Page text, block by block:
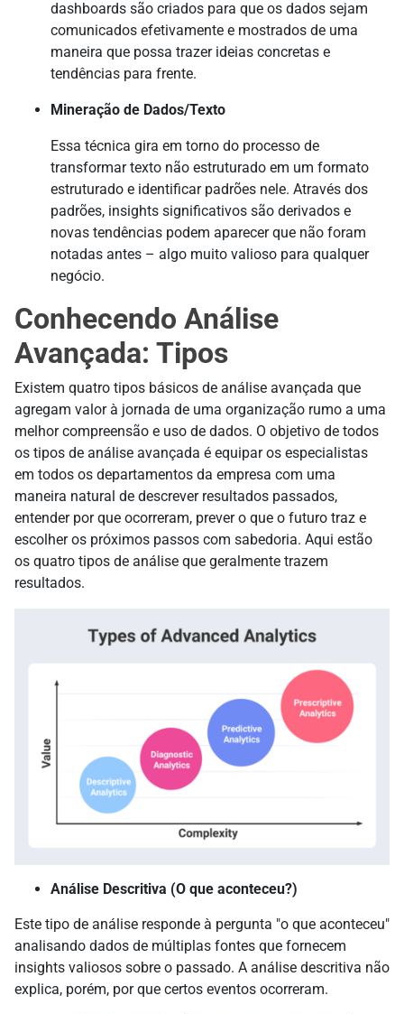
dashboards são criados para que os dados sejam
comunicados efetivamente e mostrados de uma
maneira que possa trazer ideias concretas e
tendências para frente.
Mineração de Dados/Texto
Essa técnica gira em torno do processo de
transformar texto não estruturado em um formato
estruturado e identificar padrões nele. Através dos
padrões, insights significativos são derivados e
novas tendências podem aparecer que não foram
notadas antes – algo muito valioso para qualquer
negócio.
Conhecendo Análise
Avançada: Tipos
Existem quatro tipos básicos de análise avançada que
agregam valor à jornada de uma organização rumo a uma
melhor compreensão e uso de dados. O objetivo de todos
os tipos de análise avançada é equipar os especialistas
em todos os departamentos da empresa com uma
maneira natural de descrever resultados passados,
entender por que ocorreram, prever o que o futuro traz e
escolher os próximos passos com sabedoria. Aqui estão
os quatro tipos de análise que geralmente trazem
resultados.
Análise Descritiva (O que aconteceu?)
Este tipo de análise responde à pergunta "o que aconteceu"
analisando dados de múltiplas fontes que fornecem
insights valiosos sobre o passado. A análise descritiva não
explica, porém, por que certos eventos ocorreram.